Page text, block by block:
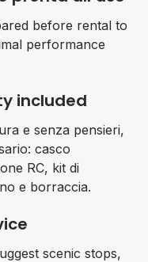
before rental to
performance
included
e senza pensieri,
casco
RC, kit di
e borraccia.
scenic stops,